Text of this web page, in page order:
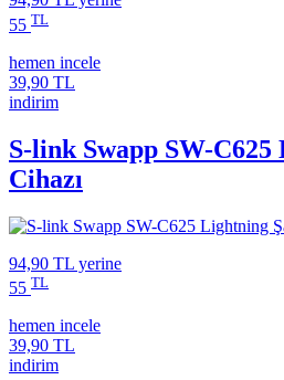
55 TL
hemen incele
39,90 TL
indirim
S-link Swapp SW-
Cihazı
94,90 TL yerine
55 TL
hemen incele
39,90 TL
indirim